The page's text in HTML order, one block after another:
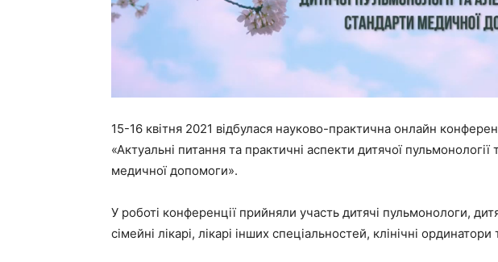
15-16 квітня 2021 відбулася науково-практична онлайн
«Актуальні питання та практичні аспекти дитячої пульмонології
медичної допомоги».
У роботі конференції прийняли участь дитячі пульмонологи,
сімейні лікарі, лікарі інших спеціальностей, клінічні ординатори